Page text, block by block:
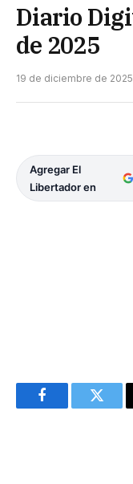
Diario
de 2025
19 de diciembre de 2025
Agregar El
Libertador en
Facebook